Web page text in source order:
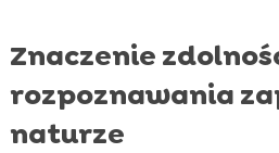
Znaczenie
rozpoznawania
naturze